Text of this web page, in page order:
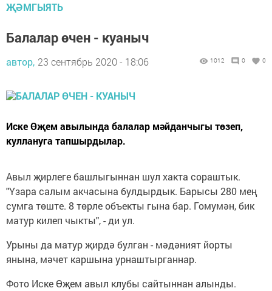
ҖӘМГЫЯТЬ
Балалар өчен - куаныч
автор, 23 сентябрь 2020 - 18:06 1012 0 0
Иске Өҗем авылында балалар мәйданчыгы төзеп,
куллануга тапшырдылар.
Авыл җирлеге башлыгыннан шул хакта сораштык.
"Үзара салым акчасына булдырдык. Барысы 280 мең
сумга төште. 8 төрле объекты гына бар. Гомумән, бик
матур килеп чыкты", - ди ул.
Урыны да матур җирдә булган - мәдәният йорты
янына, мәчет каршына урнаштырганнар.
Фото Иске Өҗем авыл клубы сайтыннан алынды.